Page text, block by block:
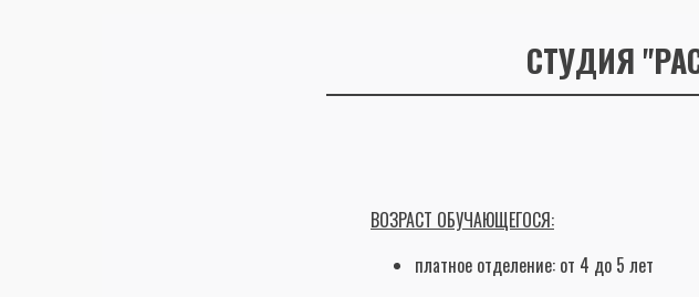
СТУДИЯ
ВОЗРАСТ ОБУЧАЮЩЕГОСЯ:
платное отделение: от 4 до 5 лет